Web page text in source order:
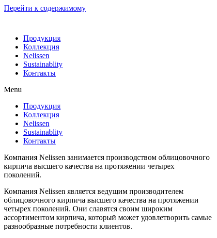
Перейти к содержимому
Продукция
Коллекция
Nelissen
Sustainablity
Контакты
Menu
Продукция
Коллекция
Nelissen
Sustainablity
Контакты
Компания Nelissen занимается производством облицовочного
кирпича высшего качества на протяжении четырех
поколений.
Компания Nelissen является ведущим производителем
облицовочного кирпича высшего качества на протяжении
четырех поколений. Они славятся своим широким
ассортиментом кирпича, который может удовлетворить самые
разнообразные потребности клиентов.